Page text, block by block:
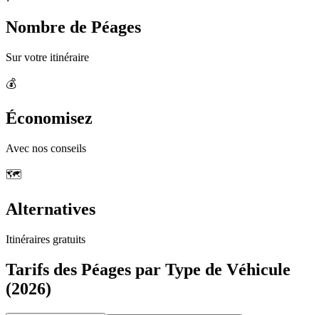
Nombre de Péages
Sur votre itinéraire
💰
Économisez
Avec nos conseils
🗺️
Alternatives
Itinéraires gratuits
Tarifs des Péages par Type de Véhicule
(2026)